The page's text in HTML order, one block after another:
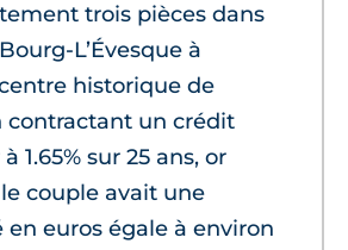
trois pièces dans
L’Évesque à
historique de
contractant un crédit
1.65% sur 25 ans, or
couple avait une
euros égale à environ